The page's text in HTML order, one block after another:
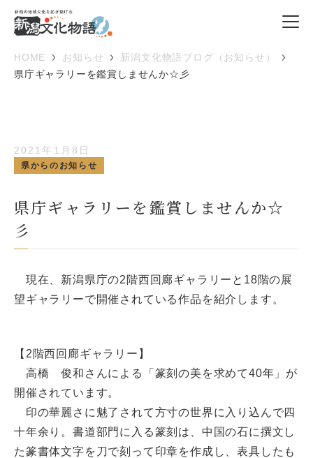
HOME お知らせ
新潟文化物語ブログ（お知らせ）
県庁ギャラリーを鑑賞しませんか☆彡
2021年1月8日
県からのお知らせ
県庁ギャラリーを鑑賞しませんか☆
彡
現在、新潟県庁の2階西回廊ギャラリーと18階の展
望ギャラリーで開催されている作品を紹介します。
【2階西回廊ギャラリー】
高橋 俊和さんによる「篆刻の美を求めて40年」が
開催されています。
印の華麗さに魅了されて方寸の世界に入り込んで四
十年余り。書道部門に入る篆刻は、中国の石に撰文し
た篆書体文字を刀で刻って印章を作成し、表具したも